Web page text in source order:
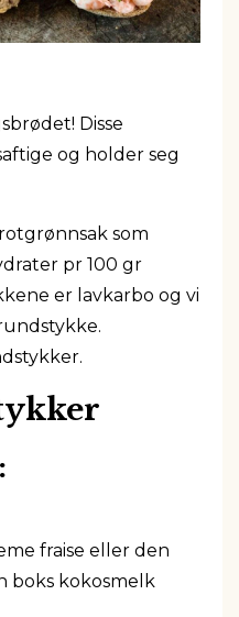
Disse
og holder seg
som
pr 100 gr
er lavkarbo og vi
fraise eller den
boks kokosmelk